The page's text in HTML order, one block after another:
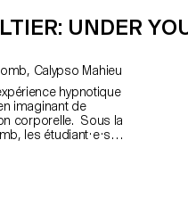
UNDER
avec Milo Keller, Florence Tétier, Nicolas Coulomb, Calypso Mahieu
hypnotique
imaginant de
corporelle. Sous la
les étudiant·e·s